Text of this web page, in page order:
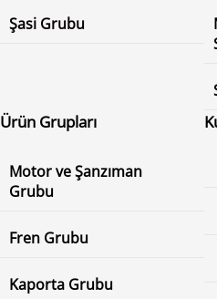
Şasi Grubu
Ürün Grupları
Motor ve Şanzıman
Grubu
Fren Grubu
Kaporta Grubu